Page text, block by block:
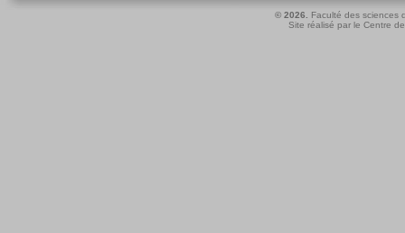
© 2026.
Faculté des sciences
Site réalisé par le Centre